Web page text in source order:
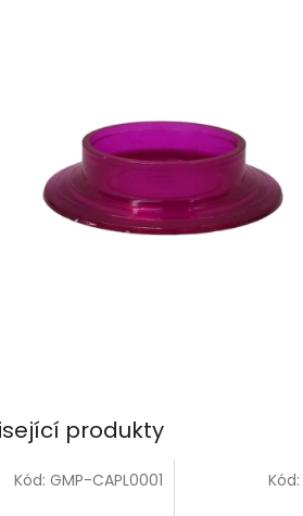
produkty
Kód: GMP-CAPL0001 Kód: